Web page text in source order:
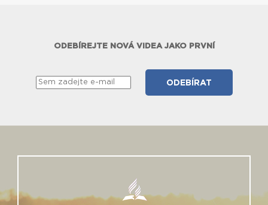
ODEBÍREJTE NOVÁ VIDEA JAKO PRVNÍ